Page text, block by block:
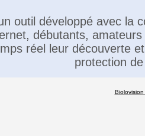
outil développé avec la
débutants,
réel leur découverte
protection
Biolovision